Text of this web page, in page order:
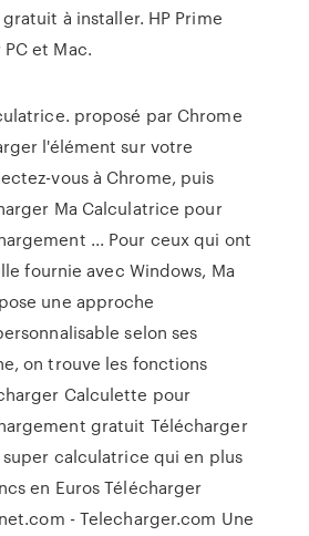
à installer. HP Prime
et Mac.
proposé par Chrome
l'élément sur votre
vous à Chrome, puis
Ma Calculatrice pour
... Pour ceux qui ont
fournie avec Windows, Ma
une approche
selon ses
on trouve les fonctions
Calculette pour
gratuit Télécharger
calculatrice qui en plus
en Euros Télécharger
- Telecharger.com Une